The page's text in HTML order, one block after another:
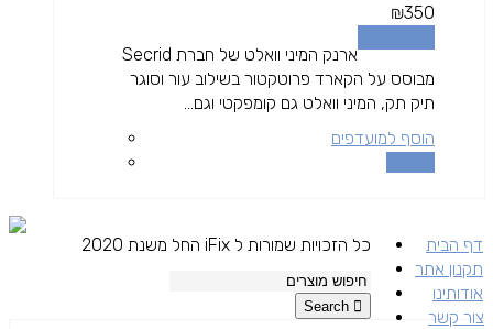
₪350
ארנק המיני וואלט של חברת Secrid
מבוסס על הקארד פרוטקטור בשילוב עור וסוגר
תיק תק, המיני וואלט גם קומפקטי וגם...
הוסף למועדפים
דף הבית
תקנון אתר
אודותינו
צור קשר
כל הזכויות שמורות ל iFix החל משנת 2020
Search